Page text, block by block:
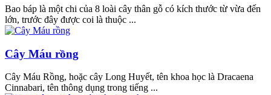
Bao báp là một chi của 8 loài cây thân gỗ có kích thước từ vừa đến
lớn, trước đây được coi là thuộc ...
Cây Máu rồng
Cây Máu Rồng, hoặc cây Long Huyết, tên khoa học là Dracaena
Cinnabari, tên thông dụng trong tiếng ...